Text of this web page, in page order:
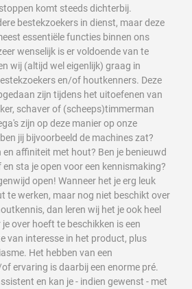
komt steeds dichterbij.
bestekzoekers in dienst, maar deze
essentiële functies binnen ons
wenselijk is er voldoende van te
wij (altijd wel eigenlijk) graag in
en/of houtkenners. Deze
zijn tijdens het uitoefenen van
schaver of (scheeps)timmerman
zijn op deze manier op onze
jij bijvoorbeeld de machines zat?
en affiniteit met hout? Ben je benieuwd
sta je open voor een kennismaking?
open! Wanneer het je erg leuk
te werken, maar nog niet beschikt over
dan leren wij het je ook heel
over hoeft te beschikken is een
van interesse in het product, plus
Het hebben van een
ervaring is daarbij een enorme pré.
en kan je - indien gewenst - met